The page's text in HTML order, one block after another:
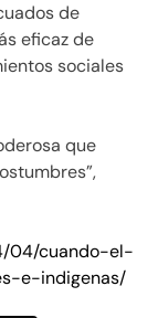
de
eficaz de
sociales
que
04/cuando-el-
e-indigenas/